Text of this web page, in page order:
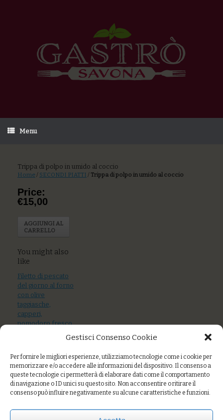
Gestisci Consenso Cookie
Per fornire le migliori esperienze, utilizziamo tecnologie come i cookie per
memorizzare e/o accedere alle informazioni del dispositivo. Il consenso a
queste tecnologie ci permetterà di elaborare dati come il comportamento
di navigazione o ID unici su questo sito. Non acconsentire o ritirare il
consenso può influire negativamente su alcune caratteristiche e funzioni.
Menu
Trippa di polpo in umido al coccio
Home / SECONDI PIATTI /Trippa di polpo in umido al coccio
Price:
€15,00
AGGIUNGI AL
CARRELLO
You might also
like
Filetto di pescato
del giorno al forno
con olive
taggiasche,
capperi,
pomodoro fresco
portobello,
fonduta formaggio
erborinato,
crumble di pane
Spada scottato